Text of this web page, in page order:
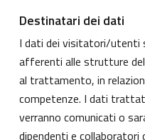
Destinatari dei dati
I dati dei visitatori/
afferenti alle strutture
al trattamento, in
competenze. I dati
verranno comunicati o
dipendenti e collaboratori